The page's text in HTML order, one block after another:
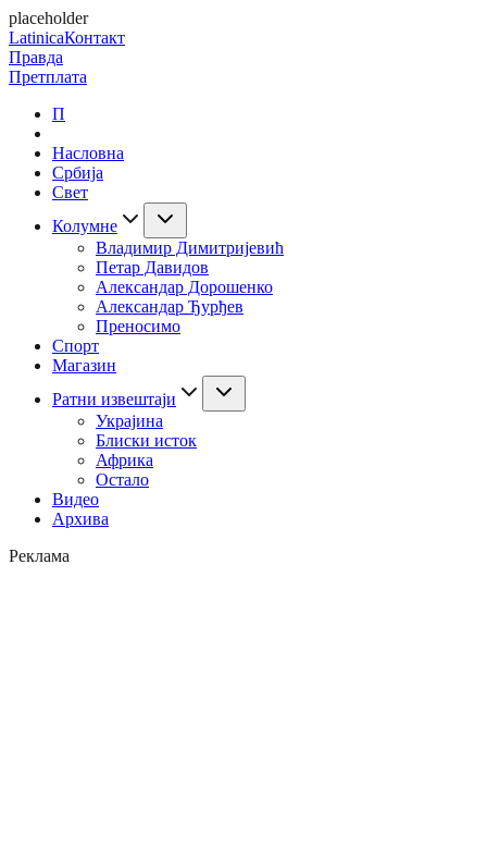
placeholder
LatinicaКонтакт
Правда
Претплата
П
Насловна
Србија
Свет
Колумне
Владимир Димитријевић
Петар Давидов
Александар Дорошенко
Александар Ђурђев
Преносимо
Спорт
Магазин
Ратни извештаји
Украјина
Блиски исток
Африка
Остало
Видео
Архива
Реклама